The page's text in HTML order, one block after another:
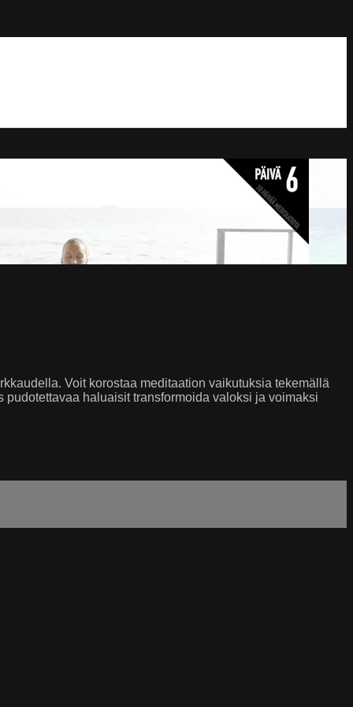
Voit korostaa meditaation vaikutuksia tekemällä
haluaisit transformoida valoksi ja voimaksi